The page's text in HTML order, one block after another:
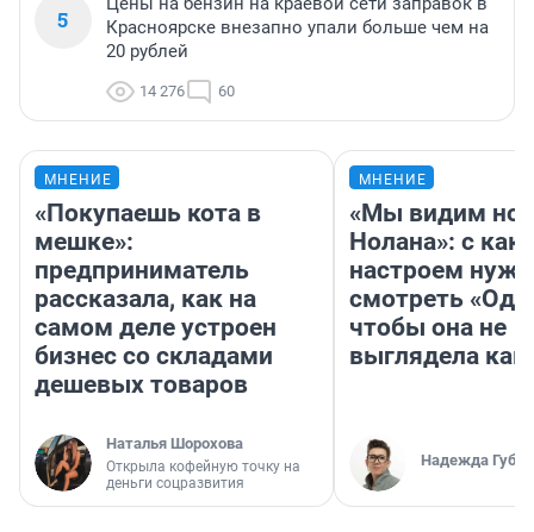
5
Красноярске внезапно упали больше чем на
20 рублей
14 276 60
МНЕНИЕ
«Покупаешь кота в
мешке»:
предприниматель
рассказала, как на
самом деле устроен
бизнес со складами
дешевых товаров
Наталья Шорохова
Открыла кофейную точку на
деньги соцразвития
МНЕНИЕ
«Мы видим
Нолана»: с
настроем
смотреть
чтобы она не
выглядела как
Надежда